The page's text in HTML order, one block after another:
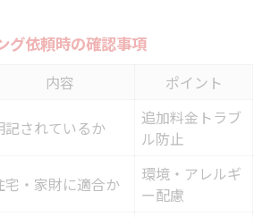
グ依頼時の確認事項
内容
ポイント
記されているか
追加料金トラブ
ル防止
宅・家財に適合か
環境・アレルギ
ー配慮